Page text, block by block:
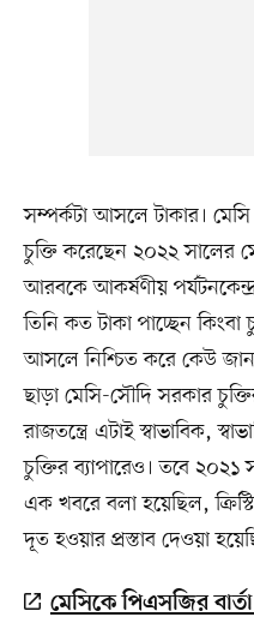
সম্পর্কটা আসলে টাকার।
চুক্তি করেছেন ২০২২ সালের
আরবকে আকর্ষণীয়
তিনি কত টাকা পাচ্ছেন
আসলে নিশ্চিত করে কেউ
ছাড়া মেসি-সৌদি সরকার
রাজতন্ত্রে এটাই স্বাভাবিক,
চুক্তির ব্যাপারেও। তবে ২০২১
এক খবরে বলা হয়েছিল,
দূত হওয়ার প্রস্তাব দেওয়া
মেসিকে পিএসজির